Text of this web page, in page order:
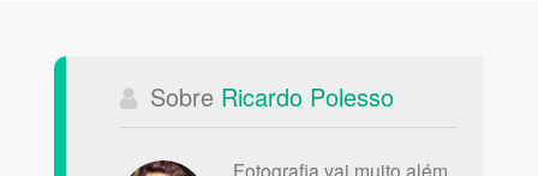
Sobre Ricardo Polesso
Fotografia vai muito além